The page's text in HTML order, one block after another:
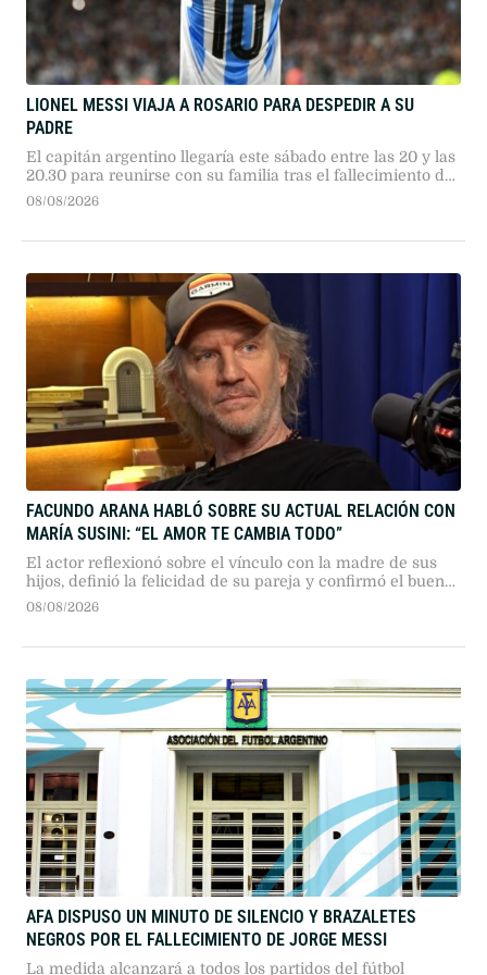
LIONEL MESSI VIAJA A ROSARIO PARA DESPEDIR A SU
PADRE
El capitán argentino llegaría este sábado entre las 20 y las
20.30 para reunirse con su familia tras el fallecimiento de
Jorge Messi.
08/08/2026
FACUNDO ARANA HABLÓ SOBRE SU ACTUAL RELACIÓN CON
MARÍA SUSINI: “EL AMOR TE CAMBIA TODO”
El actor reflexionó sobre el vínculo con la madre de sus
hijos, definió la felicidad de su pareja y confirmó el buen
momento que atraviesan.
08/08/2026
AFA DISPUSO UN MINUTO DE SILENCIO Y BRAZALETES
NEGROS POR EL FALLECIMIENTO DE JORGE MESSI
La medida alcanzará a todos los partidos del fútbol